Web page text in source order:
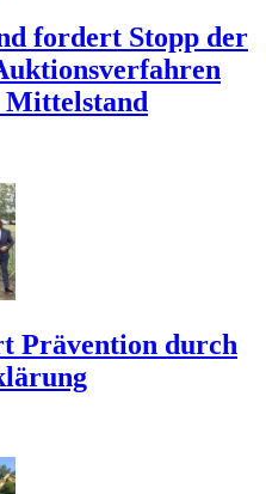
fordert Stopp der
Mittelstand
Prävention durch